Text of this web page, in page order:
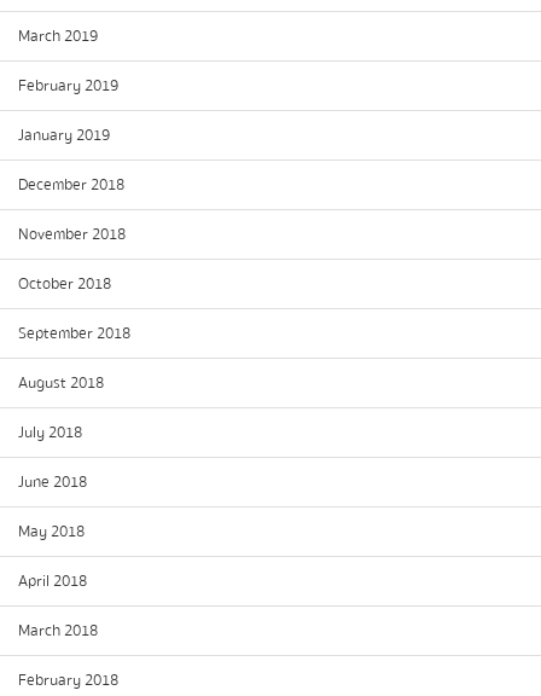
March 2019
February 2019
January 2019
December 2018
November 2018
October 2018
September 2018
August 2018
July 2018
June 2018
May 2018
April 2018
March 2018
February 2018